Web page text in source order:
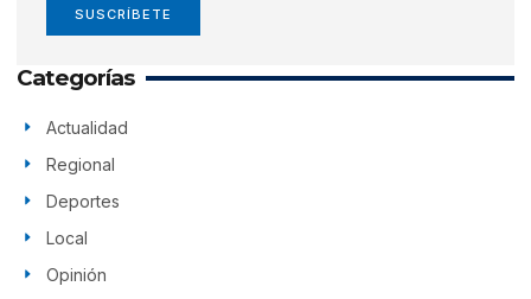
SUSCRÍBETE
Categorías
Actualidad
Regional
Deportes
Local
Opinión